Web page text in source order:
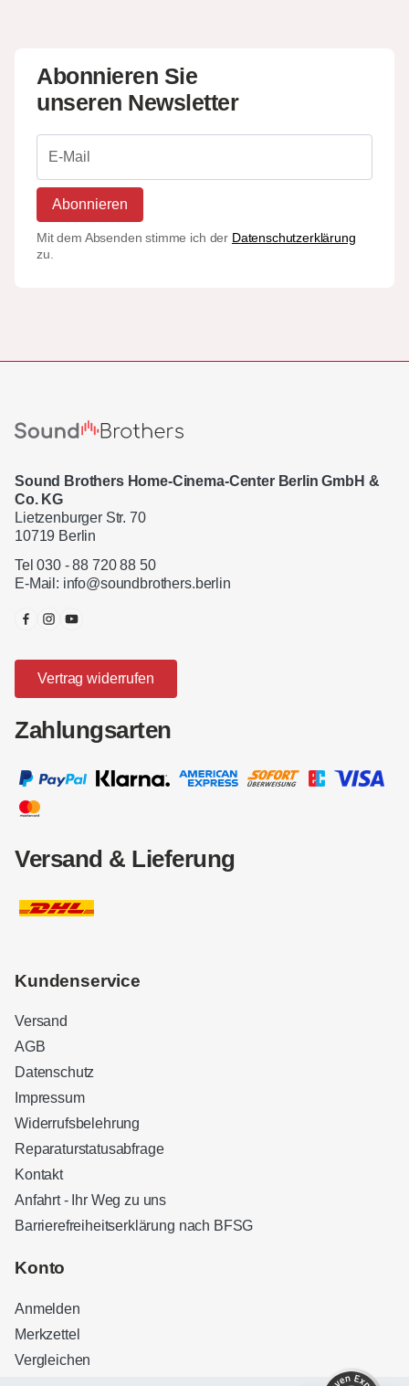
Abonnieren Sie
unseren Newsletter
Abonnieren
Mit dem Absenden stimme ich der Datenschutzerklärung
zu.
Sound Brothers Home-Cinema-Center Berlin GmbH &
Co. KG
Lietzenburger Str. 70
10719 Berlin
Tel 030 - 88 720 88 50
E-Mail: info@soundbrothers.berlin
Vertrag widerrufen
Zahlungsarten
Versand & Lieferung
Kundenservice
Versand
AGB
Datenschutz
Impressum
Widerrufsbelehrung
Reparaturstatusabfrage
Kontakt
Anfahrt - Ihr Weg zu uns
Barrierefreiheitserklärung nach BFSG
Konto
Anmelden
Merkzettel
Vergleichen
Kundenbewertungen und Erfahrungen zu
32